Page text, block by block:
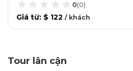
0(0)
Giá từ: $ 122 / khách
Tour lân cận